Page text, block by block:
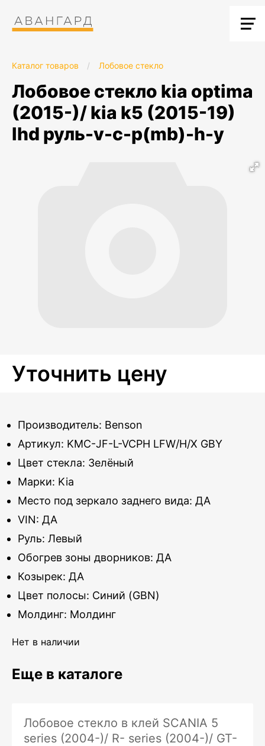
Каталог товаров / Лобовое стекло
лобовое стекло kia optima
(2015-)/ kia k5 (2015-19)
lhd руль-v-c-p(mb)-h-y
Уточнить цену
Производитель: Benson
Артикул: KMC-JF-L-VCPH LFW/H/X GBY
Цвет стекла: Зелёный
Марки: Kia
Место под зеркало заднего вида: ДА
VIN: ДА
Руль: Левый
Обогрев зоны дворников: ДА
Козырек: ДА
Цвет полосы: Синий (GBN)
Молдинг: Молдинг
Нет в наличии
Еще в каталоге
Лобовое стекло в клей SCANIA 5
series (2004-)/ R- series (2004-)/ GT-